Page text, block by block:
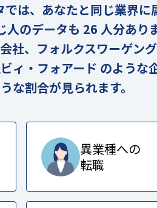
は、あなたと同じ業界に
のデータも 26 人分あり
社、フォルクスワーゲン
ィ・フォアード のような
な割合が見られます。
異業種への
転職